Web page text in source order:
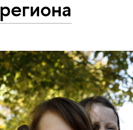
региона